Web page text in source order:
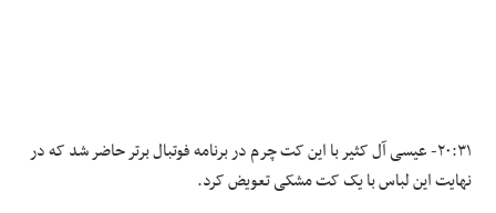
۲۰:۳۱- عیسی آل کثیر با این کت چرم در برنامه فوتبال برتر حاضر شد که در
نهایت این لباس با یک کت مشکی تعویض کرد.